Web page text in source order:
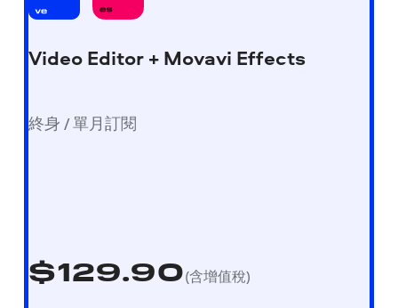
Video Editor + Movavi Effects
終身 / 單月訂閱
$129.90(含增值稅)